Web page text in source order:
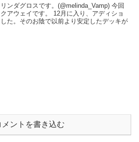
ンダグロスです。(@melinda_Vamp) 今回
アウェイです。 12月に入り、アディショ
た。そのお陰で以前より安定したデッキが
メントを書き込む